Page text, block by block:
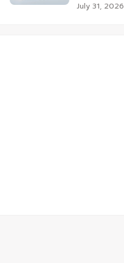
July 31, 2026